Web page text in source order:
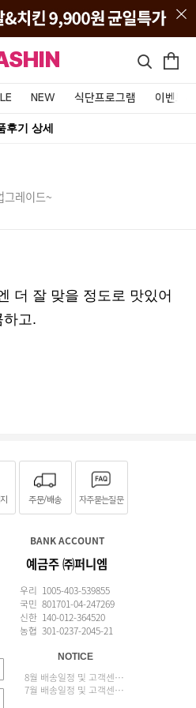
NEW 식단프로그램 이벤트&
후기 상세
그레이드~
더 잘 맞을 정도로 맛있어
하고.
주문/배송 자주묻는질문
BANK ACCOUNT
예금주 ㈜퍼니엠
우리 1005-403-539855
국민 801701-04-247269
신한 140-012-364520
농협 301-0237-2045-21
NOTICE
8월 배송일정 및 고객센터 업무 안내
7월 배송일정 및 고객센터 업무 안내